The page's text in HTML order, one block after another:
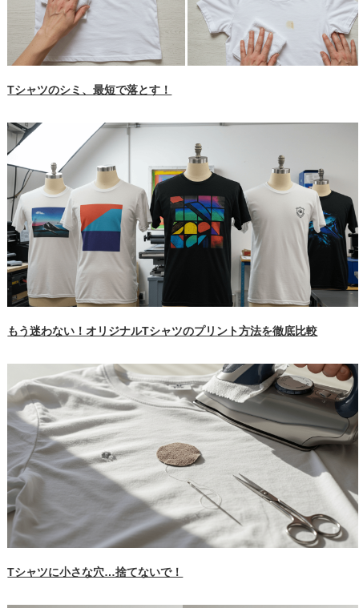
Tシャツのシミ、最短で落とす！
もう迷わない！オリジナルTシャツのプリント方法を徹底比較
Tシャツに小さな穴…捨てないで！